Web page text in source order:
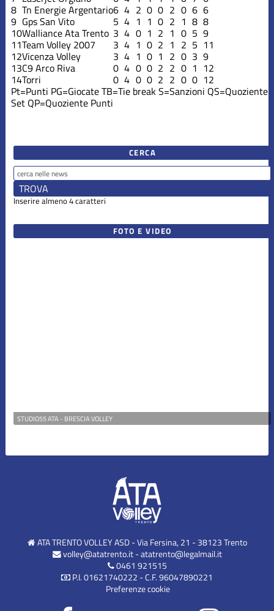
8 Tn Energie Argentario6 4 2 0 0 2 0 6 6
9 Gps San Vito 5 4 1 1 0 2 1 8 8
10Walliance Ata Trento 3 4 0 1 2 1 0 5 9
11Team Volley 2007 3 4 1 0 2 1 2 5 11
12Vicenza Volley 3 4 1 0 1 2 0 3 9
13C9 Arco Riva 0 4 0 0 2 2 0 1 12
14Torri 0 4 0 0 2 2 0 0 12
Pt=Punti PG=GiocateTB=Tie breakS=Sanzioni QS=Quoziente
Set QP=Quoziente Punti
CERCA
Inserire almeno 4 caratteri
FOTO E VIDEO
STUDIO55 ATA - BRESCIA VOLLEY
ATA TRENTO VOLLEY ASD - Via Fersina, 21 - 38123 Trento
volley@atatrento.it-atatrento@legalmail.it
0461 921515
P.I. 01621740222 - C.F. 96047890221
Preferenze cookie